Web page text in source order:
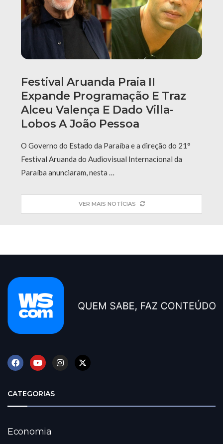
Festival Aruanda Praia II
Expande Programação E Traz
Alceu Valença E Dado Villa-
Lobos A João Pessoa
O Governo do Estado da Paraíba e a direção do 21°
Festival Aruanda do Audiovisual Internacional da
Paraíba anunciaram, nesta …
VER MAIS NOTÍCIAS
CATEGORIAS
Economia